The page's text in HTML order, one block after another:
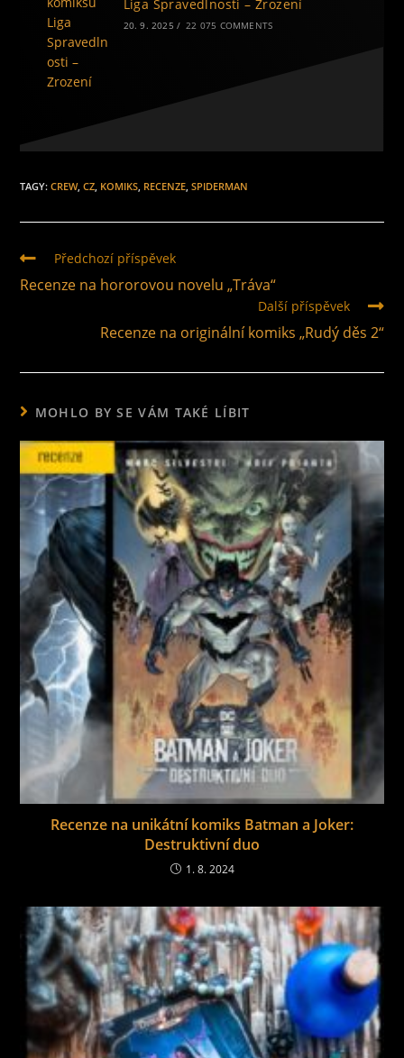
Liga Spravedlnosti – Zrození
20. 9. 2025 / 22 075 COMMENTS
TAGY:CREW, CZ KOMIKS RECENZE SPIDERMAN
Předchozí příspěvek
Recenze na hororovou novelu „Tráva“
Další příspěvek
Recenze na originální komiks „Rudý děs 2“
MOHLO BY SE VÁM TAKÉ LÍBIT
Recenze na unikátní komiks Batman a Joker:
Destruktivní duo
1. 8. 2024